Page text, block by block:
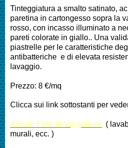
Tinteggiatura a smalto satinato,
paretina in cartongesso sopra la
rosso, con incasso illuminato a
pareti colorate in giallo.. Una
piastrelle per le caratteristiche
antibatteriche e di elevata
lavaggio.
Prezzo: 8 €/mq
Clicca sui link sottostanti per
Album Foto tinteggiature (
murali, ecc. )